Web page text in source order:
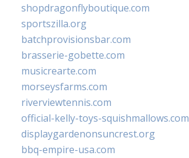
shopdragonflyboutique.com
sportszilla.org
batchprovisionsbar.com
brasserie-gobette.com
musicrearte.com
morseysfarms.com
riverviewtennis.com
official-kelly-toys-squishmallows.com
displaygardenonsuncrest.org
bbq-empire-usa.com